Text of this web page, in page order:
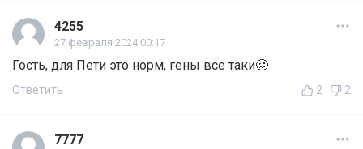
4255
27 февраля 2024 00:17
Гость, для Пети это норм, гены все таки🥴
Ответить 2 2
7777